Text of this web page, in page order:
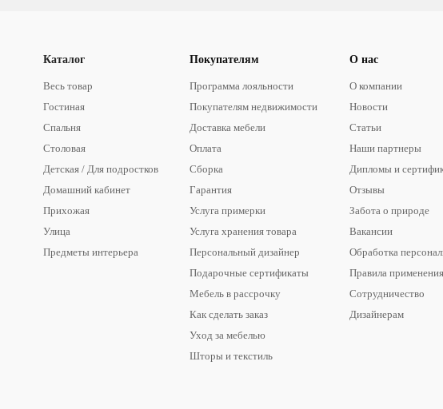
Каталог
Весь товар
Гостиная
Спальня
Столовая
Детская / Для подростков
Домашний кабинет
Прихожая
Улица
Предметы интерьера
Покупателям
Программа лояльности
Покупателям недвижимости
Доставка мебели
Оплата
Сборка
Гарантия
Услуга примерки
Услуга хранения товара
Персональный дизайнер
Подарочные сертификаты
Мебель в рассрочку
Как сделать заказ
Уход за мебелью
Шторы и текстиль
О нас
О компании
Новости
Статьи
Наши партнеры
Дипломы и
Отзывы
Забота о природе
Вакансии
Обработка
Правила
Сотрудничество
Дизайнерам